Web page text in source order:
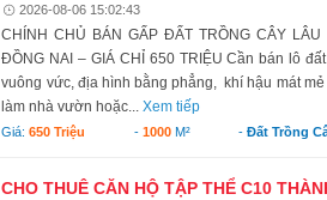
2026-08-06 15:02:43
CHÍNH CHỦ BÁN GẤP ĐẤT TRỒNG CÂY LÂU
ĐỒNG NAI – GIÁ CHỈ 650 TRIỆU Cần bán lô
vuông vức, địa hình bằng phẳng, khí hậu mát
làm nhà vườn hoặc...Xem tiếp
Giá:650 Triệu - 1000M² -Đất Trồng
CHO THUÊ CĂN HỘ TẬP THỂ C10